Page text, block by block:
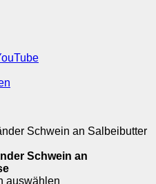
Schwein an
auswählen